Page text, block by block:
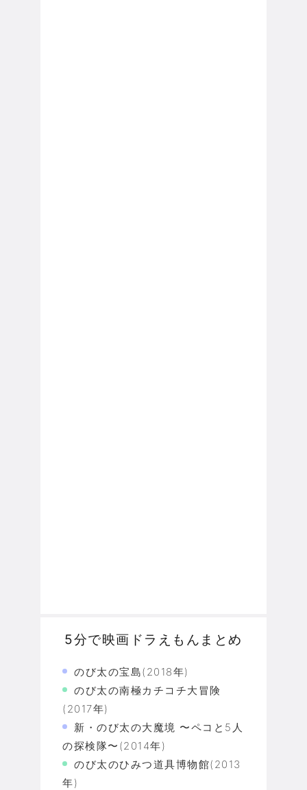
5分で映画ドラえもんまとめ
のび太の宝島(2018年)
のび太の南極カチコチ大冒険
(2017年)
新・のび太の大魔境 〜ペコと5人
の探検隊〜(2014年)
のび太のひみつ道具博物館(2013
年)